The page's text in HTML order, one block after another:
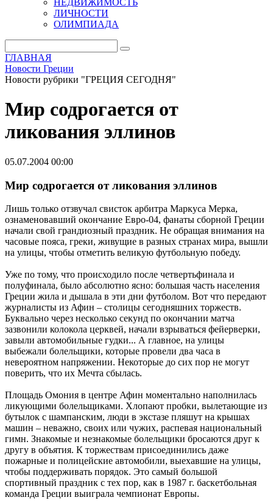
НЕДВИЖИМОСТЬ
ЛИЧНОСТИ
ОЛИМПИАДА
ГЛАВНАЯ
Новости Греции
Новости рубрики "ГРЕЦИЯ СЕГОДНЯ"
Мир содрогается от
ликования эллинов
05.07.2004 00:00
Мир содрогается от ликования эллинов
Лишь только отзвучал свисток арбитра Маркуса Мерка,
ознаменовавший окончание Евро-04, фанаты сборной Греции
начали свой грандиозный праздник. Не обращая внимания на
часовые пояса, греки, живущие в разных странах мира, вышли
на улицы, чтобы отметить великую футбольную победу.
Уже по тому, что происходило после четвертьфинала и
полуфинала, было абсолютно ясно: большая часть населения
Греции жила и дышала в эти дни футболом. Вот что передают
журналисты из Афин – столицы сегодняшних торжеств.
Буквально через несколько секунд по окончании матча
зазвонили колокола церквей, начали взрываться фейерверки,
завыли автомобильные гудки... А главное, на улицы
выбежали болельщики, которые провели два часа в
невероятном напряжении. Некоторые до сих пор не могут
поверить, что их Мечта сбылась.
Площадь Омония в центре Афин моментально наполнилась
ликующими болельщиками. Хлопают пробки, вылетающие из
бутылок с шампанским, люди в экстазе пляшут на крышах
машин – неважно, своих или чужих, распевая национальный
гимн. Знакомые и незнакомые болельщики бросаются друг к
другу в объятия. К торжествам присоединились даже
пожарные и полицейские автомобили, выехавшие на улицы,
чтобы поддерживать порядок. Это самый большой
спортивный праздник с тех пор, как в 1987 г. баскетбольная
команда Греции выиграла чемпионат Европы.